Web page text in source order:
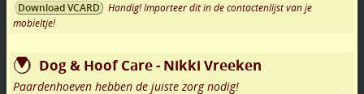
Download VCARD
Handig! Importeer dit in de contactenlijst van je
mobieltje!
Dog & Hoof Care - Nikki Vreeken
Paardenhoeven hebben de juiste zorg nodig!